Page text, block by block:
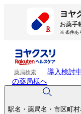
ヨヤ
お薬手
※ 条件あ
薬局検索
導入検討
の薬局様へ
駅名・薬局名・市区町村
処方せんを送って待
処方せんを送って待